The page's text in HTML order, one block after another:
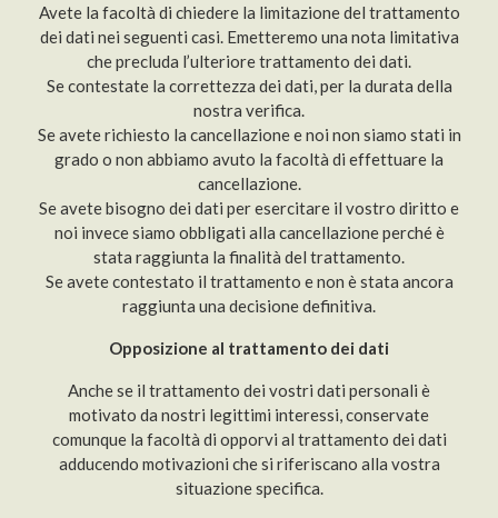
Avete la facoltà di chiedere la limitazione del trattamento
dei dati nei seguenti casi. Emetteremo una nota limitativa
che precluda l’ulteriore trattamento dei dati.
Se contestate la correttezza dei dati, per la durata della
nostra verifica.
Se avete richiesto la cancellazione e noi non siamo stati in
grado o non abbiamo avuto la facoltà di effettuare la
cancellazione.
Se avete bisogno dei dati per esercitare il vostro diritto e
noi invece siamo obbligati alla cancellazione perché è
stata raggiunta la finalità del trattamento.
Se avete contestato il trattamento e non è stata ancora
raggiunta una decisione definitiva.
Opposizione al trattamento dei dati
Anche se il trattamento dei vostri dati personali è
motivato da nostri legittimi interessi, conservate
comunque la facoltà di opporvi al trattamento dei dati
adducendo motivazioni che si riferiscano alla vostra
situazione specifica.